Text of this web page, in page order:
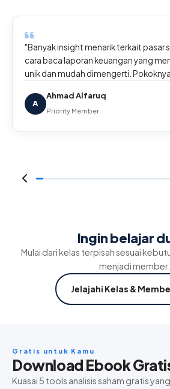
"Banyak insight menarik terkait pasar
cara baca laporan keuangan yang
unik dan mudah dimengerti.
A
Ahmad Alfaruq
Priority Member
Ingin belajar
Mulai dari kelas terpisah sesuai
menjadi member.
Jelajahi Kelas &
Gratis untuk Kamu
Download Ebook
Kuasai 5 tools analisis saham gratis